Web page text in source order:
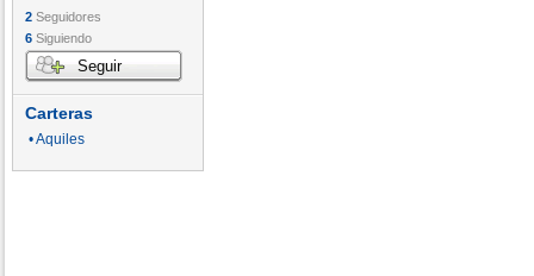
2 Seguidores
6 Siguiendo
Seguir
Carteras
• Aquiles